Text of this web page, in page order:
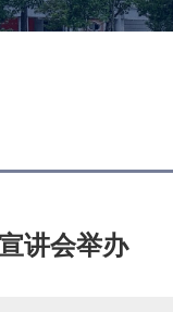
讲会举办